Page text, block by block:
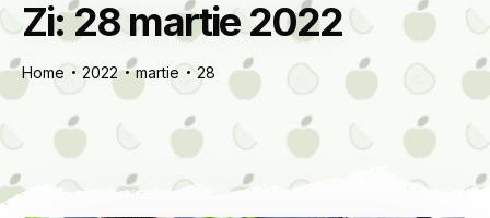
Zi:28 martie 2022
Home 2022 martie 28